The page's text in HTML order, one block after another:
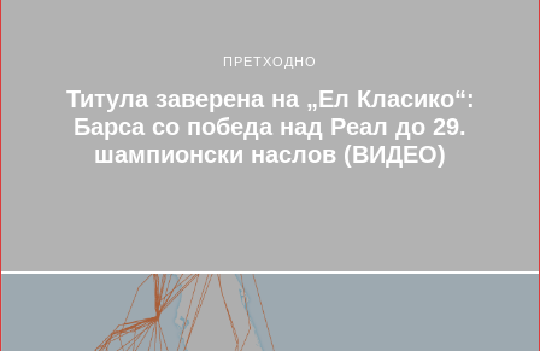
ПРЕТХОДНО
Титула заверена на „Ел Класико“:
Барса со победа над Реал до 29.
шампионски наслов (ВИДЕО)